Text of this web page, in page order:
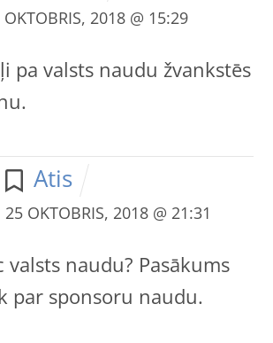
OKTOBRIS, 2018 @ 15:29
pa valsts naudu žvankstēs
Atis
25 OKTOBRIS, 2018 @ 21:31
valsts naudu? Pasākums
par sponsoru naudu.